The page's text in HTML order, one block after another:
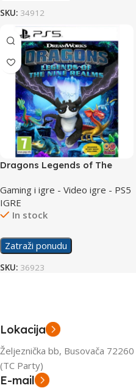
SKU: 34912
Dragons Legends of The
Gaming i igre - Video igre - PS5
IGRE
In stock
Zatraži ponudu
SKU: 36923
Lokacija
Željeznička bb, Busovača 72260
(TC Party)
E-mail